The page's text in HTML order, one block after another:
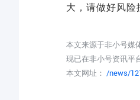
大，请做好风险
本文来源于非小号媒
现已在非小号资讯平
本文网址： /news/